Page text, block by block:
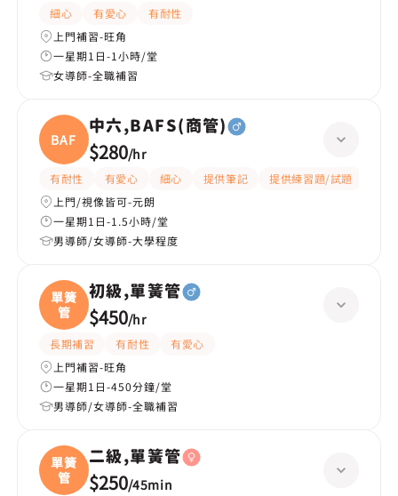
細心 有愛心
有耐性
上門補習-旺角
一星期1日-1小時/堂
女導師-全職補習
BAFS(
中六,BAFS(商管)
$280/hr
有耐性 有愛心 細心 提供筆記 提供練習題/試題
上門/視像皆可-元朗
一星期1日-1.5小時/堂
男導師/女導師-大學程度
單簧
管
初級,單簧管
$450/hr
長期補習 有耐性
有愛心
上門補習-旺角
一星期1日-450分鐘/堂
男導師/女導師-全職補習
單簧
管
二級,單簧管
$250/45min